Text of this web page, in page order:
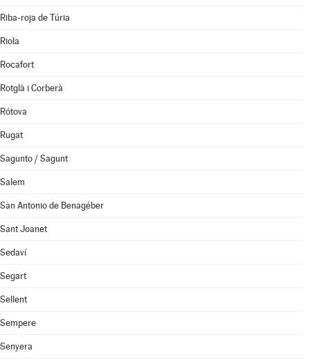
Riba-roja de Túria
Riola
Rocafort
Rotglà i Corberà
Rótova
Rugat
Sagunto / Sagunt
Salem
San Antonio de Benagéber
Sant Joanet
Sedaví
Segart
Sellent
Sempere
Senyera